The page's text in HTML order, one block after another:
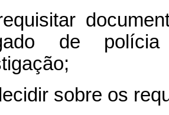
de
sobre os